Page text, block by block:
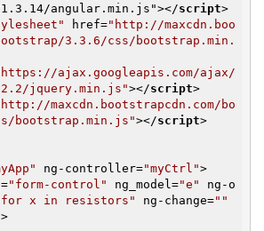
1.3.14/angular.min.js "></script>
href="http://maxcdn.boo
3.3.6/css/bootstrap.min.
ajax.googleapis.com/ajax/
jquery.min.js"></script>
maxcdn.bootstrapcdn.com/bo
bootstrap.min.js"></script>
ng-controller="myCtrl">
="form-control" ng_model="e"
ng-o
for x in resistors" ng-change=""
>